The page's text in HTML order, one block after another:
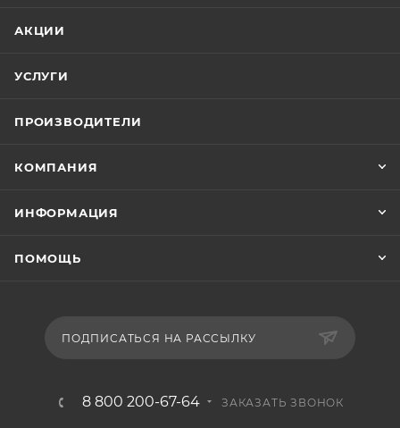
АКЦИИ
УСЛУГИ
ПРОИЗВОДИТЕЛИ
КОМПАНИЯ
ИНФОРМАЦИЯ
ПОМОЩЬ
ПОДПИСАТЬСЯ НА РАССЫЛКУ
8 800 200-67-64 ЗАКАЗАТЬ ЗВОНОК